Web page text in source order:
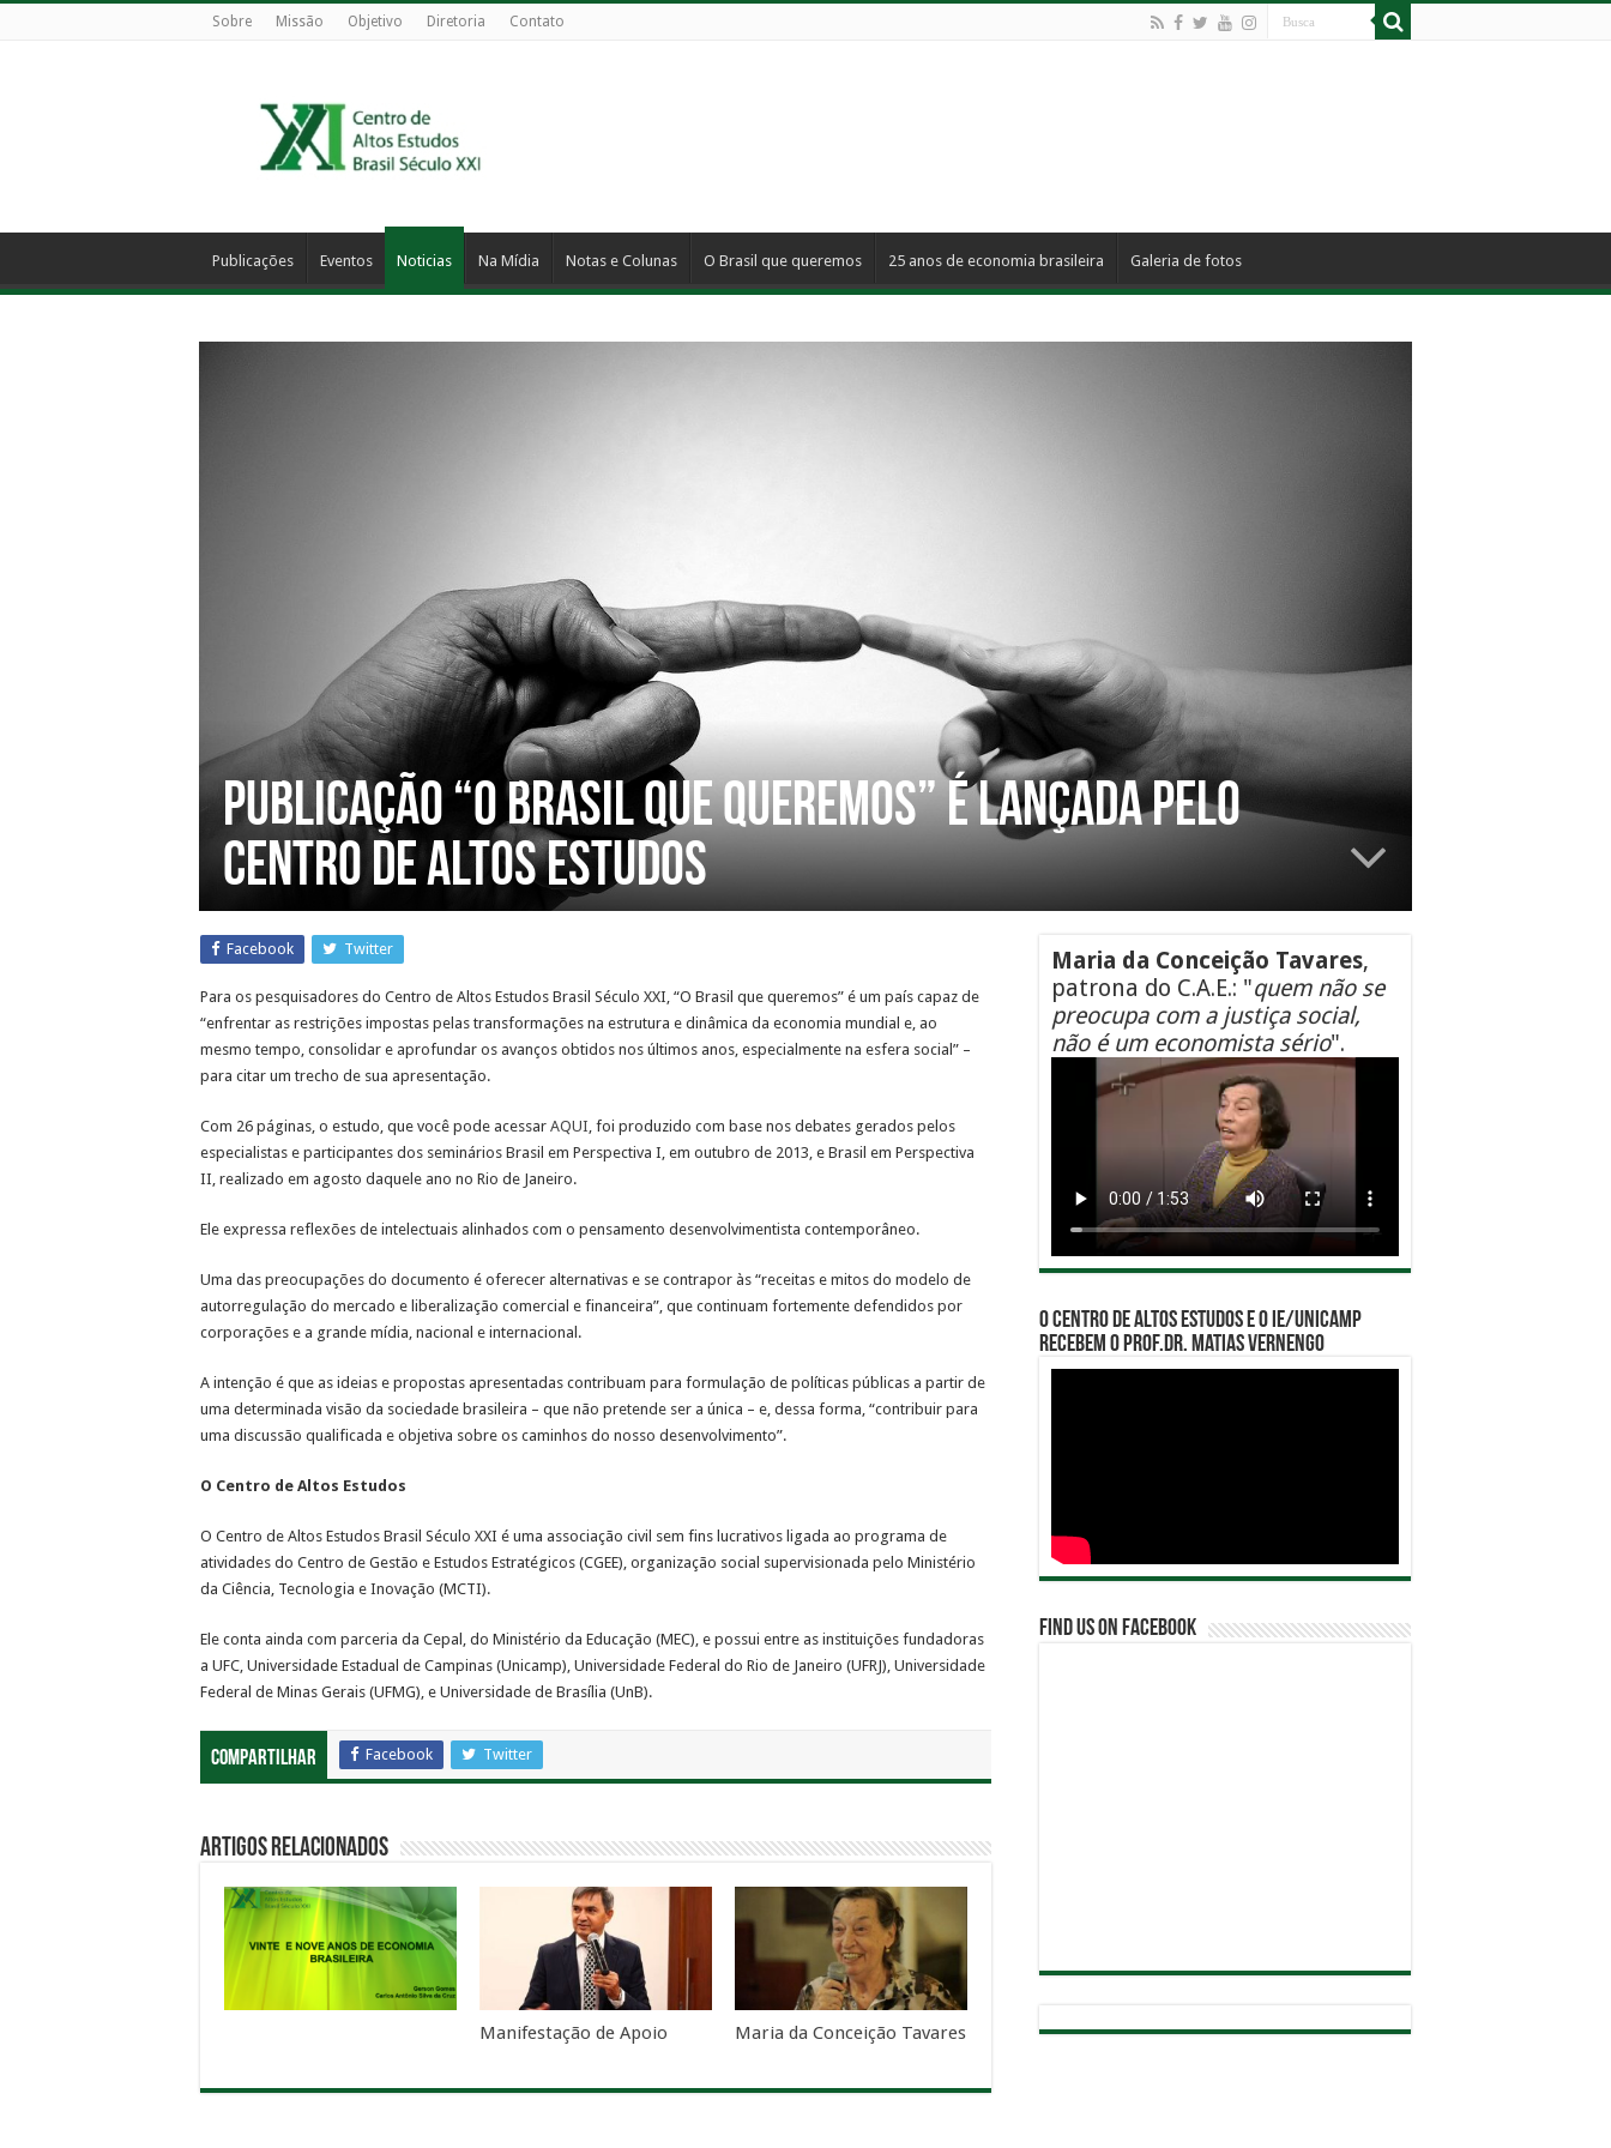
Sobre Missão Objetivo Diretoria Contato
Publicações Eventos Noticias Na Mídia Notas e Colunas O Brasil que queremos 25 anos de economia brasileira Galeria de fotos
Publicação “O Brasil que queremos” é lançada pelo
Centro de Altos Estudos
Facebook Twitter
Para os pesquisadores do Centro de Altos Estudos Brasil Século XXI, “O Brasil que queremos” é um país capaz de
“enfrentar as restrições impostas pelas transformações na estrutura e dinâmica da economia mundial e, ao
mesmo tempo, consolidar e aprofundar os avanços obtidos nos últimos anos, especialmente na esfera social” –
para citar um trecho de sua apresentação.
Com 26 páginas, o estudo, que você pode acessar AQUI, foi produzido com base nos debates gerados pelos
especialistas e participantes dos seminários Brasil em Perspectiva I, em outubro de 2013, e Brasil em Perspectiva
II, realizado em agosto daquele ano no Rio de Janeiro.
Ele expressa reflexões de intelectuais alinhados com o pensamento desenvolvimentista contemporâneo.
Uma das preocupações do documento é oferecer alternativas e se contrapor às “receitas e mitos do modelo de
autorregulação do mercado e liberalização comercial e financeira”, que continuam fortemente defendidos por
corporações e a grande mídia, nacional e internacional.
A intenção é que as ideias e propostas apresentadas contribuam para formulação de políticas públicas a partir de
uma determinada visão da sociedade brasileira – que não pretende ser a única – e, dessa forma, “contribuir para
uma discussão qualificada e objetiva sobre os caminhos do nosso desenvolvimento”.
O Centro de Altos Estudos
O Centro de Altos Estudos Brasil Século XXI é uma associação civil sem fins lucrativos ligada ao programa de
atividades do Centro de Gestão e Estudos Estratégicos (CGEE), organização social supervisionada pelo Ministério
da Ciência, Tecnologia e Inovação (MCTI).
Ele conta ainda com parceria da Cepal, do Ministério da Educação (MEC), e possui entre as instituições fundadoras
a UFC, Universidade Estadual de Campinas (Unicamp), Universidade Federal do Rio de Janeiro (UFRJ), Universidade
Federal de Minas Gerais (UFMG), e Universidade de Brasília (UnB).
Compartilhar Facebook Twitter
Artigos Relacionados
Manifestação de Apoio Maria da Conceição Tavares
Maria da Conceição Tavares,
patrona do C.A.E.: "quem não se
preocupa com a justiça social,
não é um economista sério".
O Centro de Altos Estudos e o IE/Unicamp
recebem o Prof.Dr. Matias Vernengo
Find us on Facebook